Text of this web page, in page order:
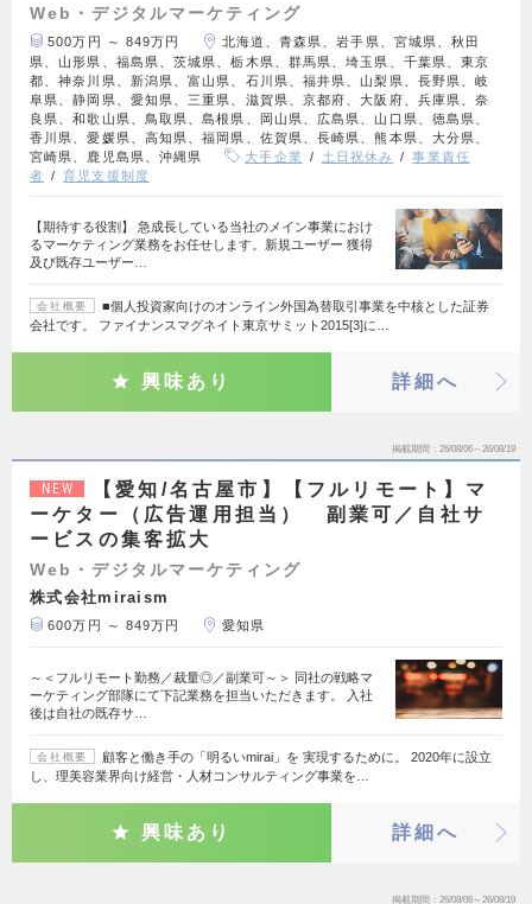
Web・デジタルマーケティング
500万円 ～ 849万円
北海道、青森県、岩手県、宮城県、秋田
県、山形県、福島県、茨城県、栃木県、群馬県、埼玉県、千葉県、東京
都、神奈川県、新潟県、富山県、石川県、福井県、山梨県、長野県、岐
阜県、静岡県、愛知県、三重県、滋賀県、京都府、大阪府、兵庫県、奈
良県、和歌山県、鳥取県、島根県、岡山県、広島県、山口県、徳島県、
香川県、愛媛県、高知県、福岡県、佐賀県、長崎県、熊本県、大分県、
宮崎県、鹿児島県、沖縄県
大手企業 土日祝休み
事業責任
者
育児支援制度
【期待する役割】 急成長している当社のメイン事業におけ
るマーケティング業務をお任せします。新規ユーザー 獲得
及び既存ユーザー…
会社概要
■個人投資家向けのオンライン外国為替取引事業を中核とした証券
会社です。 ファイナンスマグネイト東京サミット2015[3]に…
興味あり 詳細へ
掲載期間 26/08/06～26/08/19
NEW
【愛知/名古屋市】【フルリモート】マ
ーケター（広告運用担当） 副業可／自社サ
ービスの集客拡大
Web・デジタルマーケティング
株式会社miraism
600万円 ～ 849万円 愛知県
～＜フルリモート勤務／裁量◎／副業可～＞ 同社の戦略マ
ーケティング部隊にて下記業務を担当いただきます。 入社
後は自社の既存サ…
会社概要
顧客と働き手の「明るいmirai」を 実現するために。 2020年に設立
し、理美容業界向け経営・人材コンサルティング事業を…
興味あり 詳細へ
掲載期間 26/08/06～26/08/19